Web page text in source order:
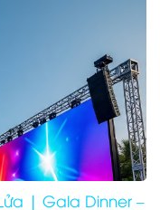
| Gala Dinner –